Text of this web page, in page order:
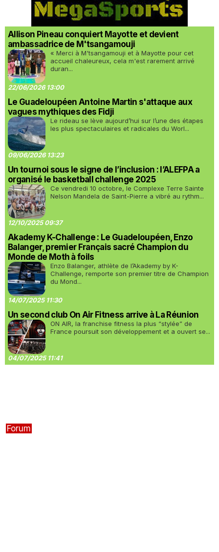
Allison Pineau conquiert Mayotte et devient
ambassadrice de M'tsangamouji
« Merci à M'tsangamouji et à Mayotte pour cet
accueil chaleureux, cela m'est rarement arrivé
duran...
22/06/2026 13:00
Le Guadeloupéen Antoine Martin s'attaque aux
vagues mythiques des Fidji
Le rideau se lève aujourd’hui sur l’une des étapes
les plus spectaculaires et radicales du Worl...
09/06/2026 13:23
Un tournoi sous le signe de l’inclusion : l’ALEFPA a
organisé le basketball challenge 2025
Ce vendredi 10 octobre, le Complexe Terre Sainte
Nelson Mandela de Saint-Pierre a vibré au rythm...
12/10/2025 09:37
Akademy K-Challenge : Le Guadeloupéen, Enzo
Balanger, premier Français sacré Champion du
Monde de Moth à foils
Enzo Balanger, athlète de l’Akademy by K-
Challenge, remporte son premier titre de Champion
du Mond...
14/07/2025 11:30
Un second club On Air Fitness arrive à La Réunion
ON AIR, la franchise fitness la plus “stylée” de
France poursuit son développement et a ouvert se...
04/07/2025 11:41
Forum